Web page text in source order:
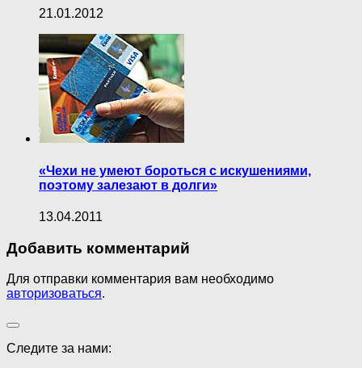
21.01.2012
«Чехи не умеют бороться с искушениями,
поэтому залезают в долги»
13.04.2011
Добавить комментарий
Для отправки комментария вам необходимо
авторизоваться.
Следите за нами: